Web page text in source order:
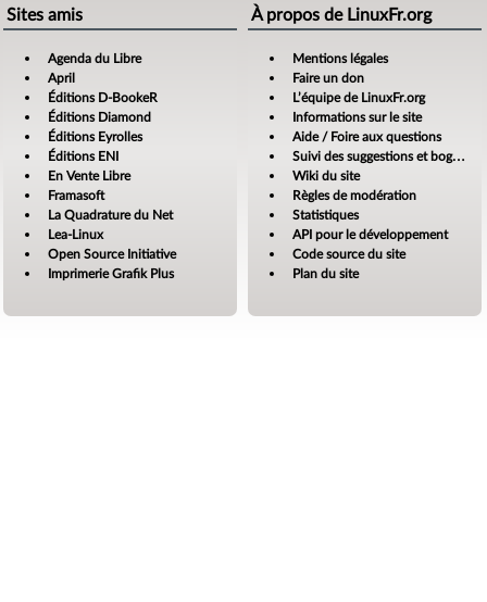
Sites amis
Agenda du Libre
April
Éditions D-BookeR
Éditions Diamond
Éditions Eyrolles
Éditions ENI
En Vente Libre
Framasoft
La Quadrature du Net
Lea-Linux
Open Source Initiative
Imprimerie Grafik Plus
À propos de LinuxFr.org
Mentions légales
Faire un don
L’équipe de LinuxFr.org
Informations sur le site
Aide / Foire aux questions
Suivi des suggestions et bogues
Wiki du site
Règles de modération
Statistiques
API pour le développement
Code source du site
Plan du site